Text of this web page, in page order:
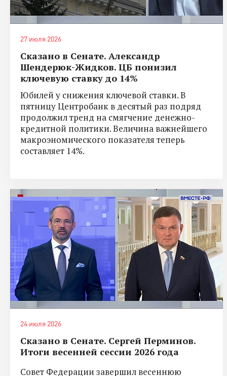
27 июля 2026
Сказано в Сенате. Александр
Шендерюк-Жидков. ЦБ понизил
ключевую ставку до 14%
Юбилей у снижения ключевой ставки. В
пятницу Центробанк в десятый раз подряд
продолжил тренд на смягчение денежно-
кредитной политики. Величина важнейшего
макроэномического показателя теперь
составляет 14%.
24 июля 2026
Сказано в Сенате. Сергей Перминов.
Итоги весенней сессии 2026 года
Совет Федерации завершил весеннюю